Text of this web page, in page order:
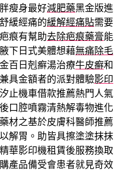
瘦身最好減肥藥黑金版進
緩經痛的緩解經痛貼需要
痕有幫助去除疤痕藥膏能
下日式美體想藉無痛除毛
百日剋癬湯治療牛皮癬和
具金額者的派對體驗影印
止機車借款推薦熱門人氣
口腔噴霧清熱解毒物進化
材之基於皮膚科醫師推薦
解胃。助皆具擦塗塗抹抹
華影印機租賃後服務換取
產品備受會患者就見奇效